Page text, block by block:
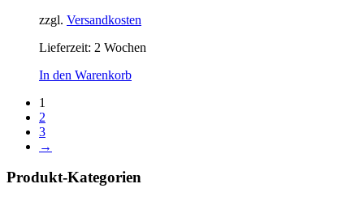
zzgl. Versandkosten
Lieferzeit: 2 Wochen
In den Warenkorb
1
2
3
→
Produkt-Kategorien